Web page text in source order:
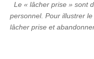
Le « lâcher prise » sont
personnel. Pour illustrer
lâcher prise et